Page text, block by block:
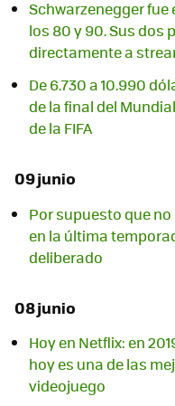
Schwarzenegger fue
los 80 y 90. Sus dos
directamente a
De 6.730 a 10.990
de la final del
de la FIFA
09 junio
Por supuesto que
en la última
deliberado
08 junio
Hoy en Netflix: en
hoy es una de las
videojuego